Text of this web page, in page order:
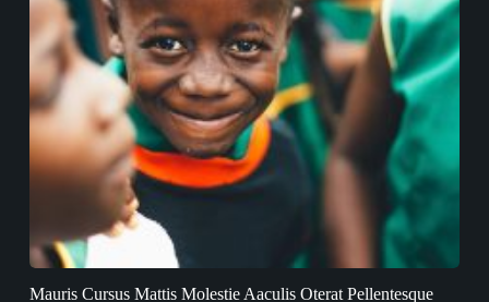
Mauris Cursus Mattis Molestie Aaculis Oterat Pellentesque